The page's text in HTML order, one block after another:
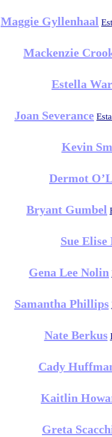
Maggie Gyllenhaal
Mackenzie
Estella
Joan Severance
Kevin
Dermot
Bryant Gumbel
Sue Elise
Gena Lee Nolin
Samantha Phillips
Nate Berkus
Cady
Kaitlin
Greta